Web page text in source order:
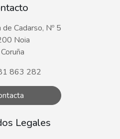
Cadarso, Nº 5
Noia
863 282
Legales